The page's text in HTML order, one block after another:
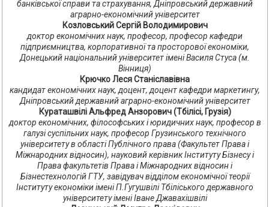
банківської справи та страхування, Дніпровський державний
аграрно-економічний університет
Козловський Сергій Володимирович
доктор економічних наук, професор, професор кафедри
підприємництва, корпоративної та просторової економіки,
Донецький національний університет імені Василя Стуса (м.
Вінниця)
Крючко Леся Станіславівна
кандидат економічних наук, доцент, доцент кафедри маркетингу,
Дніпровський державний аграрно-економічний університет
Кураташвілі Альфред Анзорович (Тбілісі, Грузія)
доктор економічних, філософських і юридичних наук, професор в
галузі суспільних наук, професор Грузинського технічного
університету в області Публічного права (Факультет Права і
Міжнародних відносин), науковий керівник Інституту Бізнесу і
Права факультетів Права і Міжнародних відносин і
Бізнестехнологій ГТУ, завідувач відділом економічної теорії
Інституту економіки імені П.Гугушвілі Тбіліського державного
університету імені Іване Джавахішвілі